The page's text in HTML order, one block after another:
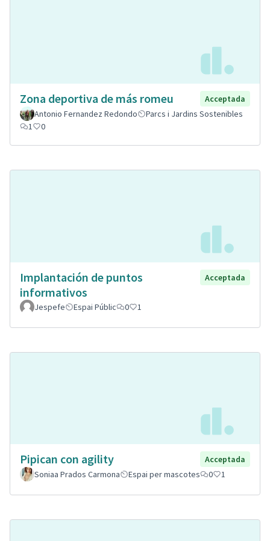
Zona deportiva de más romeu
Acceptada
Antonio Fernandez Redondo
Parcs i Jardins Sostenibles
1
0
Implantación de puntos
informativos
Acceptada
Jespefe Espai Públic 0 1
Pipican con agility
Acceptada
Soniaa Prados Carmona
Espai per mascotes 0 1